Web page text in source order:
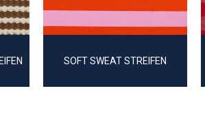
SOFT SWEAT STREIFEN